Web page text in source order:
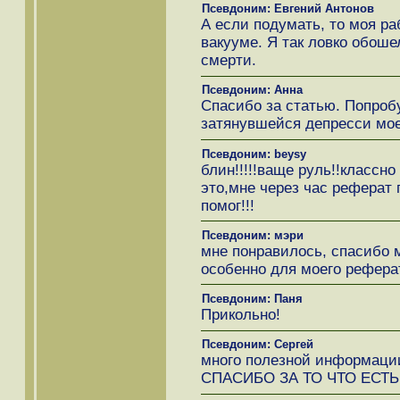
Псевдоним: Евгений Антонов
А если подумать, то моя
вакууме. Я так ловко
смерти.
Псевдоним: Анна
Спасибо за статью.
затянувшейся депресси
Псевдоним: beysy
блин!!!!!ваще
это,мне через час
помог!!!
Псевдоним: мэри
мне понравилось, спасибо
особенно для моего
Псевдоним: Паня
Прикольно!
Псевдоним: Сергей
много полезной
СПАСИБО ЗА ТО ЧТО ЕСТЬ